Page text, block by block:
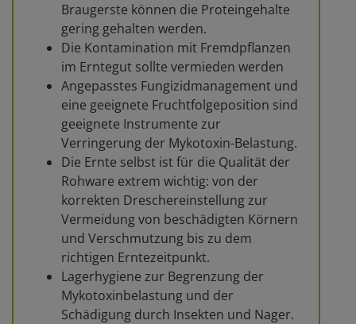
Braugerste können die Proteingehalte
gering gehalten werden.
Die Kontamination mit Fremdpflanzen
im Erntegut sollte vermieden werden
Angepasstes Fungizidmanagement und
eine geeignete Fruchtfolgeposition sind
geeignete Instrumente zur
Verringerung der Mykotoxin-Belastung.
Die Ernte selbst ist für die Qualität der
Rohware extrem wichtig: von der
korrekten Dreschereinstellung zur
Vermeidung von beschädigten Körnern
und Verschmutzung bis zu dem
richtigen Erntezeitpunkt.
Lagerhygiene zur Begrenzung der
Mykotoxinbelastung und der
Schädigung durch Insekten und Nager.